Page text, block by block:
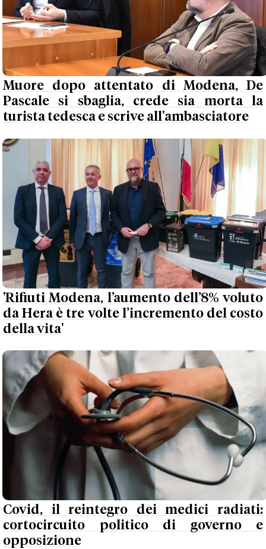
Muore dopo attentato di Modena, De
Pascale si sbaglia, crede sia morta la
turista tedesca e scrive all'ambasciatore
'Rifiuti Modena, l’aumento dell’8% voluto
da Hera è tre volte l’incremento del costo
della vita'
Covid, il reintegro dei medici radiati:
cortocircuito politico di governo e
opposizione